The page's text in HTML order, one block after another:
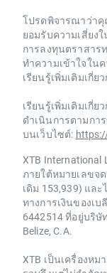
โปรดพิจารณาว่า
ยอมรับความเสี่ยง
การลงทุนตราสาร
ทำความเข้าใจใน
เรียนรู้เพิ่มเติมเ
เรียนรู้เพิ่มเติมเกี่
ดำเนินการตามกา
บนเว็บไซต์:
XTB
ภายใต้หมายเลขจ
เดิม 153,939) แล
ทางการเงินของเ
6442514 ที่อยู่บริษั
Belize, C.A.
XTB เป็นเครื่องหม